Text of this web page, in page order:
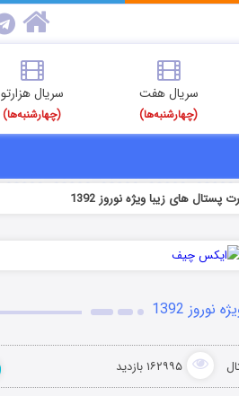
سریال هفت
(چهارشنبه‌ها)
سریال هزارتو
(چهارشنبه‌ها)
های زیبا ویژه نوروز 1392
1392
۱۶۲۹۹۵ بازدید